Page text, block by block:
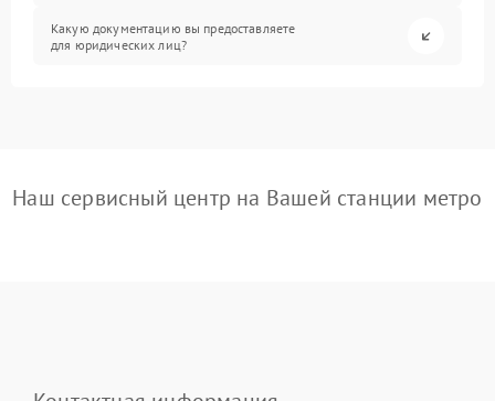
Какую документацию вы предоставляете
для юридических лиц?
Наш сервисный центр на Вашей станции метро